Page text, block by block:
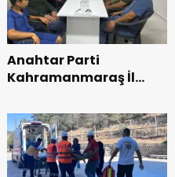
Anahtar Parti
Kahramanmaraş İl
Teşkilatı ile buluştu.